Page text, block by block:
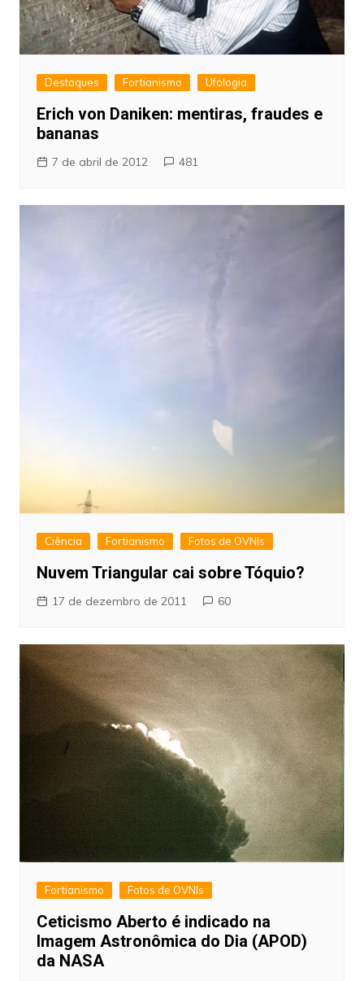
Destaques Fortianismo Ufologia
Erich von Daniken: mentiras, fraudes e
bananas
7 de abril de 2012 481
Ciência Fortianismo Fotos de OVNIs
Nuvem Triangular cai sobre Tóquio?
17 de dezembro de 2011 60
Fortianismo Fotos de OVNIs
Ceticismo Aberto é indicado na
Imagem Astronômica do Dia (APOD)
da NASA